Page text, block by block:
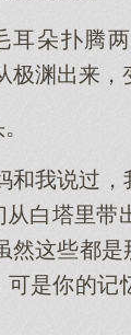
耳朵扑腾
极渊出来，
和我说过
白塔里带
然这些都
可是你的记